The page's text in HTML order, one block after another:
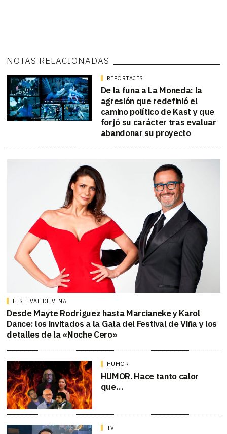
NOTAS RELACIONADAS
REPORTAJES
De la funa a La Moneda: la
agresión que redefinió el
camino político de Kast y que
forjó su carácter tras evaluar
abandonar su proyecto
FESTIVAL DE VIÑA
Desde Mayte Rodríguez hasta Marcianeke y Karol
Dance: los invitados a la Gala del Festival de Viña y los
detalles de la «Noche Cero»
HUMOR
HUMOR. Hace tanto calor
que…
TV